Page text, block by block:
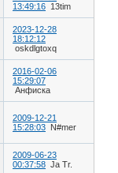
13:49:16 13tim
2023-12-28
18:12:12
oskdlgtoxq
2016-02-06
15:29:07
Анфиска
2009-12-21
15:28:03 N#mer
2009-06-23
00:37:58 Ja Tr.